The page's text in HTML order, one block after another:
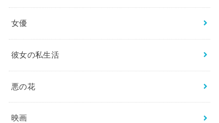
女優
彼女の私生活
悪の花
映画